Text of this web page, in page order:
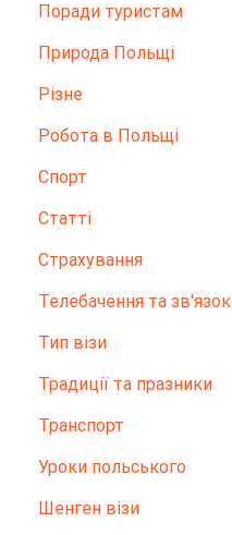
Поради туристам
Природа Польщі
Різне
Робота в Польщі
Спорт
Статті
Страхування
Телебачення та зв'язок
Тип візи
Традиції та празники
Транспорт
Уроки польського
Шенген візи